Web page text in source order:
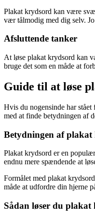
Plakat krydsord kan være
vær tålmodig med dig selv.
Afsluttende tanker
At løse plakat krydsord kan
bruge det som en måde at
Guide til at løse
Hvis du nogensinde har
med at finde betydningen af
Betydningen af
Plakat krydsord er en
endnu mere spændende at
Formålet med plakat
måde at udfordre din hjerne
Sådan løser du plakat